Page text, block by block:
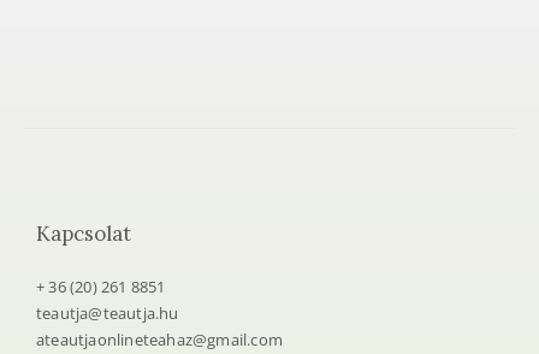
Kapcsolat
+ 36 (20) 261 8851
teautja@teautja.hu
ateautjaonlineteahaz@gmail.com